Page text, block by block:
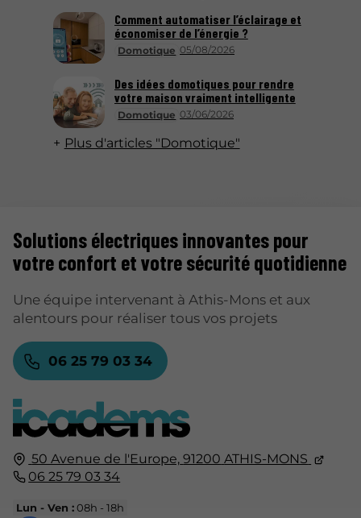
Domotique 05/08/2026
Comment automatiser l’éclairage et
économiser de l’énergie ?
Domotique 03/06/2026
Des idées domotiques pour rendre
votre maison vraiment intelligente
Plus d'articles "Domotique"
50 Avenue de l'Europe, 91200 ATHIS-MONS
06 25 79 03 34
Lun - Ven :08h - 18h
Solutions électriquesinnovantes pour
votre confort et votre sécurité quotidienne
Une équipe intervenant à Athis-Mons et aux
alentours pour réaliser tous vos projets
06 25 79 03 34